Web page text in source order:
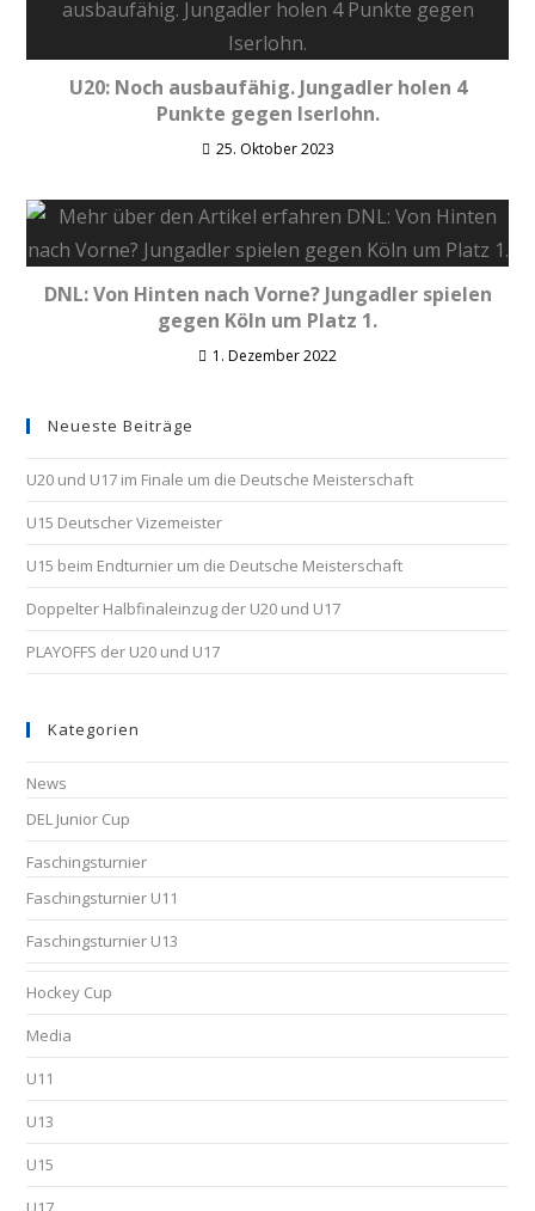
U20: Noch ausbaufähig. Jungadler holen 4
Punkte gegen Iserlohn.
25. Oktober 2023
DNL: Von Hinten nach Vorne? Jungadler spielen
gegen Köln um Platz 1.
1. Dezember 2022
Neueste Beiträge
U20 und U17 im Finale um die Deutsche Meisterschaft
U15 Deutscher Vizemeister
U15 beim Endturnier um die Deutsche Meisterschaft
Doppelter Halbfinaleinzug der U20 und U17
PLAYOFFS der U20 und U17
Kategorien
News
DEL Junior Cup
Faschingsturnier
Faschingsturnier U11
Faschingsturnier U13
Hockey Cup
Media
U11
U13
U15